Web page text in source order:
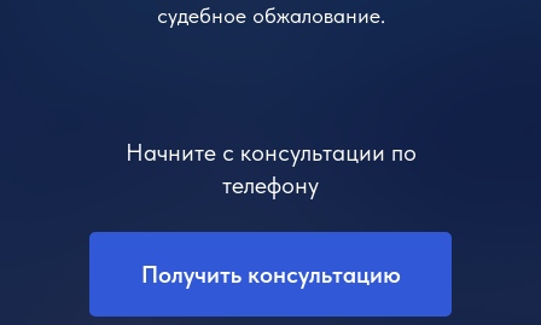
судебное обжалование.
Начните с консультации по
телефону
Получить консультацию